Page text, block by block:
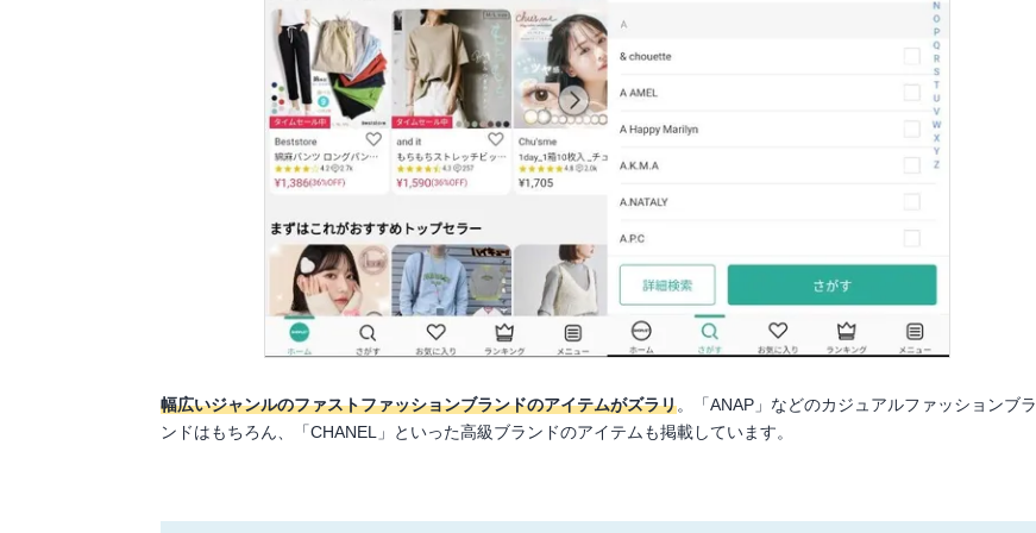
幅広いジャンルのファストファッションブランドのアイテムがズラリ。「ANAP」などのカジュアルファッションブラ
ンドはもちろん、「CHANEL」といった高級ブランドのアイテムも掲載しています。